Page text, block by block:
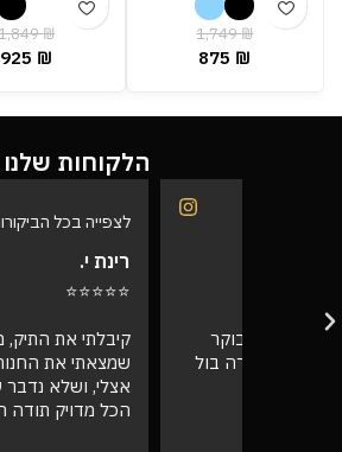
1,749₪
875 ₪
₪
925 ₪
הלקוחות שלנו
לצפייה בכל הביקורות »
קיבלתי את התיק, מדהים! אין
שמצאתי את החנות שלי
אצלי, ושלא נדבר על התיק
הכל מדויק תודה רבה לכם